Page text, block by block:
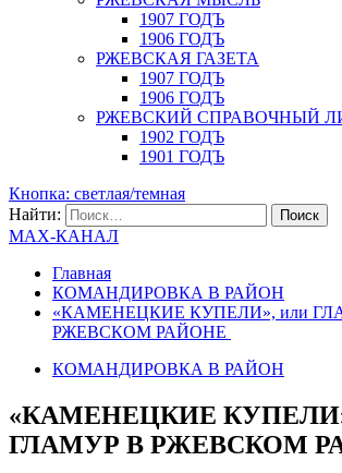
1907 ГОДЪ
1906 ГОДЪ
РЖЕВСКАЯ ГАЗЕТА
1907 ГОДЪ
1906 ГОДЪ
РЖЕВСКИЙ СПРАВОЧНЫЙ
1902 ГОДЪ
1901 ГОДЪ
Кнопка: светлая/темная
Найти:
MAX-КАНАЛ
Главная
КОМАНДИРОВКА В РАЙОН
«КАМЕНЕЦКИЕ КУПЕЛИ», или
РЖЕВСКОМ РАЙОНЕ
КОМАНДИРОВКА В РАЙОН
«КАМЕНЕЦКИЕ
ГЛАМУР В РЖЕВСКОМ